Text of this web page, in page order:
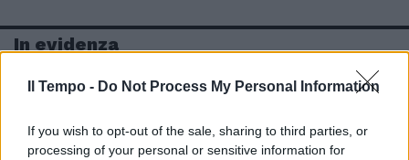
Il Tempo - Do Not Process My Personal Information
If you wish to opt-out of the sale, sharing to third parties, or
processing of your personal or sensitive information for
In evidenza